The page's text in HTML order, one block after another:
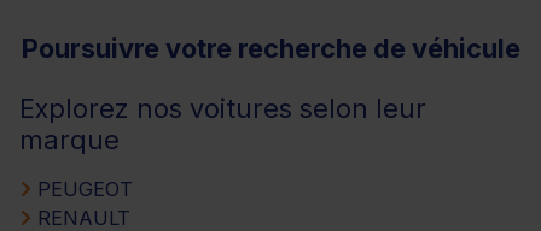
Poursuivre votre recherche de véhicule
Explorez nos voitures selon leur
marque
PEUGEOT
RENAULT